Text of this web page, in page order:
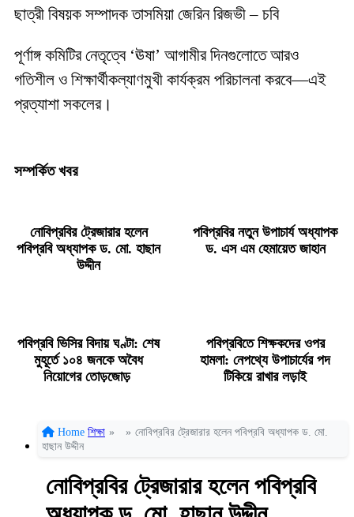
ছাত্রী বিষয়ক সম্পাদক তাসমিয়া জেরিন রিজভী – চবি
পূর্ণাঙ্গ কমিটির নেতৃত্বে ‘ঊষা’ আগামীর দিনগুলোতে আরও
গতিশীল ও শিক্ষার্থীকল্যাণমুখী কার্যক্রম পরিচালনা করবে—এই
প্রত্যাশা সকলের।
সম্পর্কিত খবর
নোবিপ্রবির ট্রেজারার হলেন
পবিপ্রবি অধ্যাপক ড. মো. হাছান
উদ্দীন
পবিপ্রবির নতুন উপাচার্য অধ্যাপক
ড. এস এম হেমায়েত জাহান
পবিপ্রবি ভিসির বিদায় ঘণ্টা: শেষ
মুহূর্তে ১০৪ জনকে অবৈধ
নিয়োগের তোড়জোড়
পবিপ্রবিতে শিক্ষকদের ওপর
হামলা: নেপথ্যে উপাচার্যের পদ
টিকিয়ে রাখার লড়াই
Home শিক্ষা » » নোবিপ্রবির ট্রেজারার হলেন পবিপ্রবি অধ্যাপক ড. মো.
হাছান উদ্দীন
নোবিপ্রবির ট্রেজারার হলেন পবিপ্রবি